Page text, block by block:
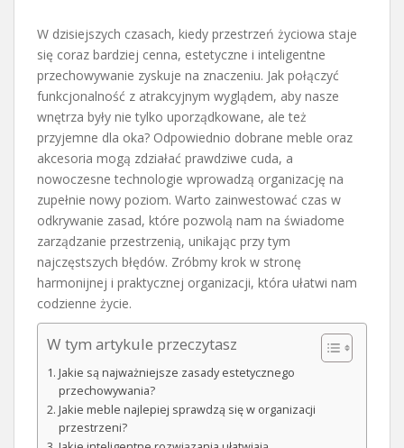
W dzisiejszych czasach, kiedy przestrzeń życiowa staje
się coraz bardziej cenna, estetyczne i inteligentne
przechowywanie zyskuje na znaczeniu. Jak połączyć
funkcjonalność z atrakcyjnym wyglądem, aby nasze
wnętrza były nie tylko uporządkowane, ale też
przyjemne dla oka? Odpowiednio dobrane meble oraz
akcesoria mogą zdziałać prawdziwe cuda, a
nowoczesne technologie wprowadzą organizację na
zupełnie nowy poziom. Warto zainwestować czas w
odkrywanie zasad, które pozwolą nam na świadome
zarządzanie przestrzenią, unikając przy tym
najczęstszych błędów. Zróbmy krok w stronę
harmonijnej i praktycznej organizacji, która ułatwi nam
codzienne życie.
W tym artykule przeczytasz
Jakie są najważniejsze zasady estetycznego
przechowywania?
Jakie meble najlepiej sprawdzą się w organizacji
przestrzeni?